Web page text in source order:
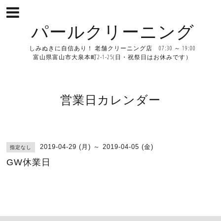
パールクリーニング
しみぬきに自信あり！ 老舗クリーニング店 07:30 ～ 19:00
富山県富山市大泉本町2-1-25(日・祝祭日はお休みです）
営業日カレンダー
指定なし 2019-04-29 (月) ～ 2019-04-05 (金)
GW休業日